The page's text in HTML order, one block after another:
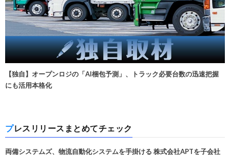
【独自】オープンロジの「AI梱包予測」、トラック必要台数の迅速把握
にも活用本格化
プレスリリースまとめてチェック
両備システムズ、物流自動化システムを手掛ける 株式会社APTを子会社